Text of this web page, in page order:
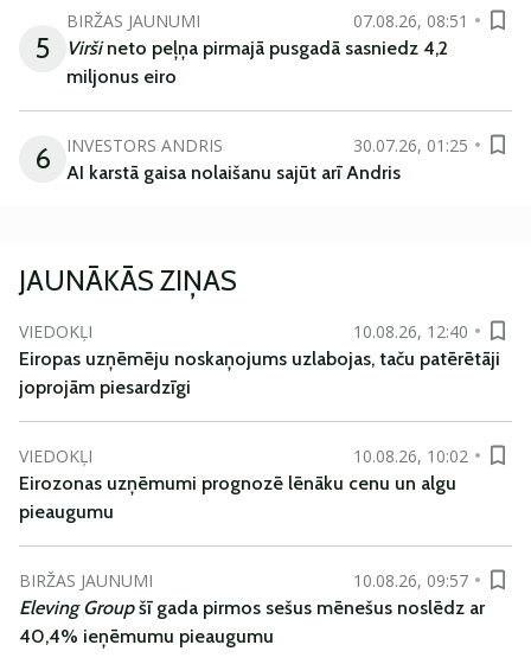
5
BIRŽAS JAUNUMI
07.08.26, 08:51
Viršineto peļņa pirmajā pusgadā sasniedz 4,2
miljonus eiro
6 INVESTORS ANDRIS
30.07.26, 01:25
AI karstā gaisa nolaišanu sajūt arī Andris
JAUNĀKĀS ZIŅAS
VIEDOKĻI
10.08.26, 12:40
Eiropas uzņēmēju noskaņojums uzlabojas, taču patērētāji
joprojām piesardzīgi
VIEDOKĻI
10.08.26, 10:02
Eirozonas uzņēmumi prognozē lēnāku cenu un algu
pieaugumu
BIRŽAS JAUNUMI
10.08.26, 09:57
Eleving Groupšī gada pirmos sešus mēnešus noslēdz ar
40,4% ieņēmumu pieaugumu